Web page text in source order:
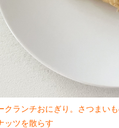
クランチおにぎり。さつまい
ッツを散らす